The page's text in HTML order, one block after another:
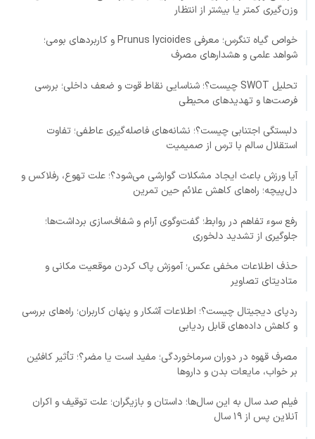
وزن‌گیری کمتر یا بیشتر از انتظار
خواص گیاه تنگرس؛ معرفی Prunus lycioides و کاربردهای بومی؛
شواهد علمی و هشدارهای مصرف
تحلیل SWOT چیست؟؛ شناسایی نقاط قوت و ضعف داخلی؛ بررسی
فرصت‌ها و تهدیدهای محیطی
دلبستگی اجتنابی چیست؟؛ نشانه‌های فاصله‌گیری عاطفی؛ تفاوت
استقلال سالم با ترس از صمیمیت
آیا ورزش باعث ایجاد مشکلات گوارشی می‌شود؟؛ علت تهوع، رفلاکس و
دل‌پیچه؛ راه‌های کاهش علائم حین تمرین
رفع سوء تفاهم در روابط؛ گفت‌وگوی آرام و شفاف‌سازی برداشت‌ها؛
جلوگیری از تشدید دلخوری
حذف اطلاعات مخفی عکس؛ آموزش پاک کردن موقعیت مکانی و
متادیتای تصاویر
ردپای دیجیتال چیست؟؛ اطلاعات آشکار و پنهان کاربران؛ راه‌های بررسی
و کاهش داده‌های قابل ردیابی
مصرف قهوه در دوران سرماخوردگی؛ مفید است یا مضر؟؛ تأثیر کافئین
بر خواب، مایعات بدن و داروها
فیلم صد سال به این سال‌ها؛ داستان و بازیگران؛ علت توقیف و اکران
آنلاین پس از ۱۹ سال